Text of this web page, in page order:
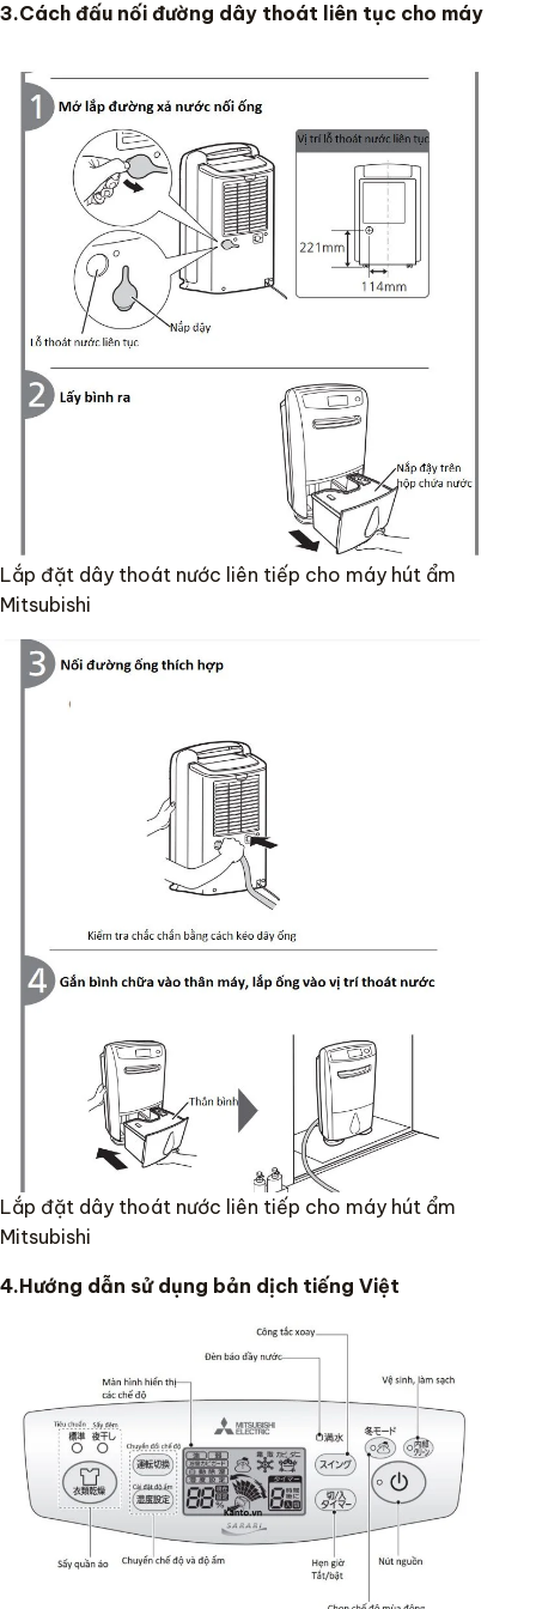
3.Cách đấu nối đường dây thoát liên tục cho máy
Lắp đặt dây thoát nước liên tiếp cho máy hút ẩm
Mitsubishi
Lắp đặt dây thoát nước liên tiếp cho máy hút ẩm
Mitsubishi
4.Hướng dẫn sử dụng bản dịch tiếng Việt